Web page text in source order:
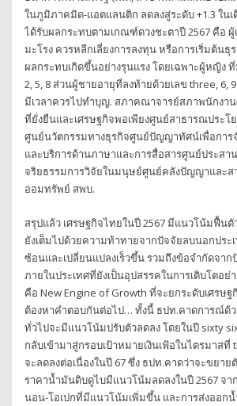
ในภูมิภาคมิด-แอตแลนติก ลดลงสู่ระดับ +1.3 ใน
ได้รับผลกระทบตามเกณฑ์ดวงชะตาปี 2567 คือ ผู้
มะโรง ควรหลีกเลี่ยงการลงทุน หรือการเริ่มต้นธุ
ผลกระทบเกิดขึ้นอย่างรุนแรง โดยเฉพาะผู้หญิง
2, 5, 8 ส่วนผู้ชายอายุที่ลงท้ายด้วยเลข three, 6,
มีเวลาควรไปทำบุญ. สภาคณาจารย์สภาพนักงา
ที่ยั่งยืนและเศรษฐกิจพอเพียงศูนย์สาธารณประโ
ศูนย์นวัตกรรมทางธุรกิจศูนย์ปัญญาทัศน์เพื่อกา
และบริการด้านภาษาและการสื่อสารศูนย์ประส
จริยธรรมการวิจัยในมนุษย์ศูนย์คลังปัญญาและ
ออมทรัพย์ สพบ.
สรุปแล้ว เศรษฐกิจไทยในปี 2567 มีแนวโน้มฟื้น
ยังเต็มไปด้วยความท้าทายจากปัจจัยลบนอกปร
ซ้อนและเปลี่ยนแปลงเร็วขึ้น รวมถึงข้อจำกัดจาก
ภายในประเทศที่ยังเป็นอุปสรรคในการเติบโตอ
คือ New Engine of Growth ที่จะยกระดับเศรษ
ต้องหาคำตอบกันต่อไป… ทั้งนี้ ธปท.คาดการณ์ด้ว
ทั่วไปจะมีแนวโน้มปรับตัวลดลง โดยในปี sixty
กลับเข้ามาสู่กรอบเป้าหมายเงินเฟ้อในไตรมาสที่
จะลดลงต่อเนื่องในปี 67 ซึ่ง ธปท.คาดว่าจะขยาย
ราคาน้ำมันดิบดูไบมีแนวโน้มลดลงในปี 2567 จ
นอน-โอเปกที่มีแนวโน้มเพิ่มขึ้น และการส่งออก